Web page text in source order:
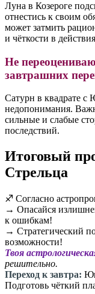
Луна в Козероге
отнестись к своим
может затмить
и чёткости в
Не
завтрашних
Сатурн в квадрате с
недопонимания.
сильные и слабые
последствий.
Итоговый
Стрельца
♐️ Согласно
→ Опасайся
к ошибкам!
→ Стратегический
возможности!
Твоя
решительно.
Переход к завтра:
Подготовь чёткий